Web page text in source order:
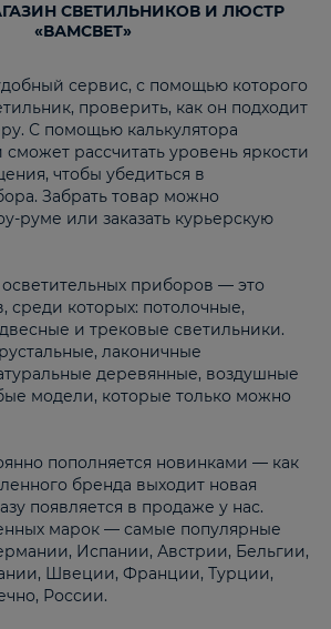
СВЕТИЛЬНИКОВ И ЛЮСТР
«ВАМСВЕТ»
сервис, с помощью которого
проверить, как он подходит
С помощью калькулятора
рассчитать уровень яркости
чтобы убедиться в
Забрать товар можно
руме или заказать курьерскую
приборов — это
среди которых: потолочные,
и трековые светильники.
лаконичные
деревянные, воздушные
модели, которые только можно
пополняется новинками — как
бренда выходит новая
появляется в продаже у нас.
марок — самые популярные
Испании, Австрии, Бельгии,
Швеции, Франции, Турции,
России.